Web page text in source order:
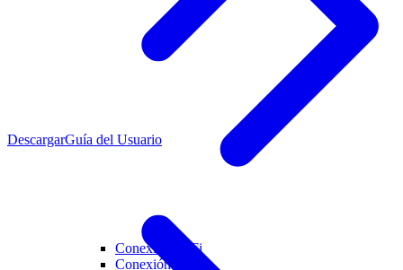
Conexión WiFi
Conexión USB
DescargarGuía del Usuario